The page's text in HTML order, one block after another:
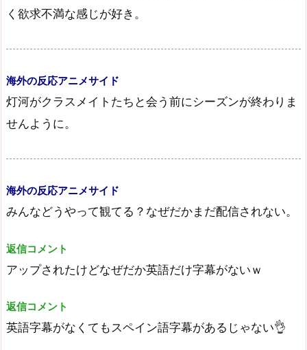
く欲求不満な感じが好き。
海外の反応アニメサイド
灯河がクラスメイトたちと会う前にシーズンが終わりま
せんように。
海外の反応アニメサイド
みんなどうやって観てる？なぜだかまだ配信されない。
返信コメント
アップされたけどなぜだか英語だけ字幕がないｗ
返信コメント
英語字幕がなくてもスペイン語字幕があるじゃない👌